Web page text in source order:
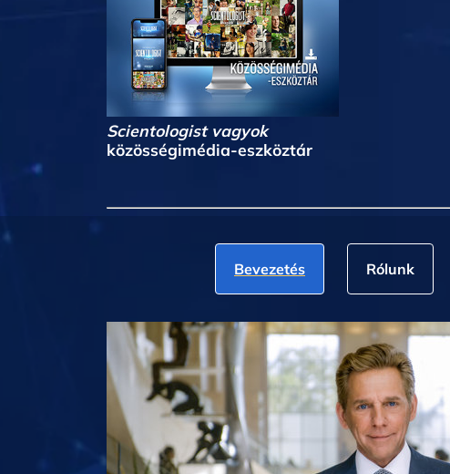
Scientologist vagyok
közösségimédia-eszköztár
Bevezetés Rólunk